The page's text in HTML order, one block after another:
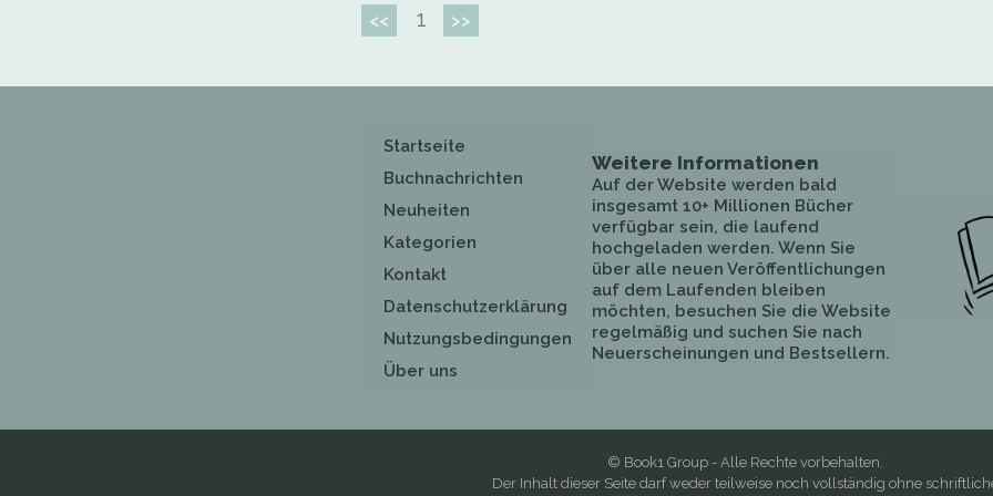
<< 1 >>
Startseite
Buchnachrichten
Neuheiten
Kategorien
Kontakt
Datenschutzerklärung
Nutzungsbedingungen
Über uns
Weitere Informationen
Auf der Website werden bald
insgesamt 10+ Millionen Bücher
verfügbar sein, die laufend
hochgeladen werden. Wenn Sie
über alle neuen Veröffentlichungen
auf dem Laufenden bleiben
möchten, besuchen Sie die Website
regelmäßig und suchen Sie nach
Neuerscheinungen und Bestsellern.
© Book1 Group - Alle Rechte vorbehalten.
Der Inhalt dieser Seite darf weder teilweise noch vollständig ohne